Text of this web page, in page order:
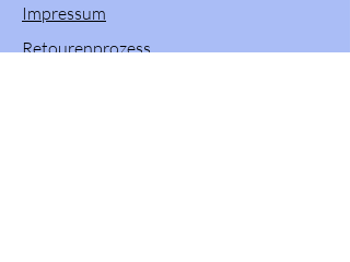
Impressum
Retourenprozess